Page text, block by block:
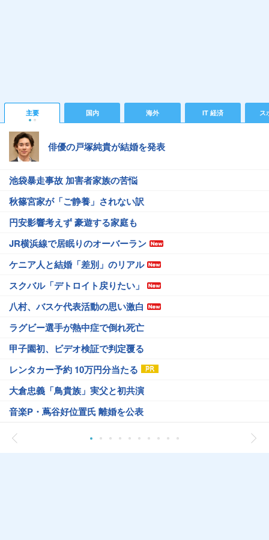
主要 国内 海外 IT 経済 ス
俳優の戸塚純貴が結婚を発表
池袋暴走事故 加害者家族の苦悩
秋篠宮家が「ご静養」されない訳
円安影響考えず 豪遊する家庭も
JR横浜線で居眠りのオーバーラン
ケニア人と結婚「差別」のリアル
スクバル「デトロイト戻りたい」
八村、バスケ代表活動の思い激白
ラグビー選手が熱中症で倒れ死亡
甲子園初、ビデオ検証で判定覆る
レンタカー予約 10万円分当たる
大倉忠義「鳥貴族」実父と初共演
音楽P・蔦谷好位置氏 離婚を公表